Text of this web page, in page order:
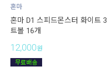
혼마
혼마 D1 스피드몬스터 화이트
트볼 16개
12,000원